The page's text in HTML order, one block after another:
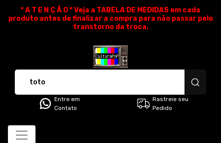
* A T E N Ç Ã O * Veja a TABELA DE MEDIDAS em cada
produto antes de finalizar a compra para não passar pelo
transtorno da troca.
Entre em
Contato
Rastreie seu
Pedido